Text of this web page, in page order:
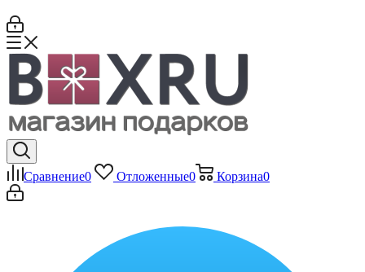
Сравнение0 Отложенные0 Корзина0